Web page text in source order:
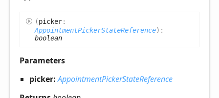
(picker:
AppointmentPickerStateReference) :
boolean
Parameters
picker:AppointmentPickerStateReference